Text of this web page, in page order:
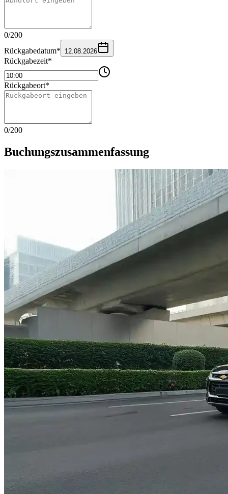
0/200
Rückgabedatum* 12.08.2026
Rückgabezeit*
Rückgabeort*
0/200
Buchungszusammenfassung